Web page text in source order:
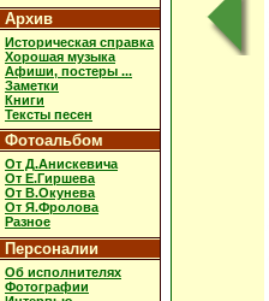
Архив
Историческая справка
Хорошая музыка
Афиши, постеры ...
Заметки
Книги
Тексты песен
Фотоальбом
От Д.Анискевича
От Е.Гиршева
От В.Окунева
От Я.Фролова
Разное
Персоналии
Об исполнителях
Фотографии